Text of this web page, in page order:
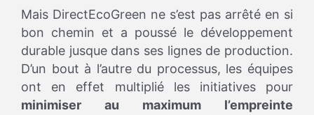
Mais DirectEcoGreen ne s’est pas arrêté en si
bon chemin et a poussé le développement
durable jusque dans ses lignes de production.
D’un bout à l’autre du processus, les équipes
ont en effet multiplié les initiatives pour
minimiser au maximum l’empreinte